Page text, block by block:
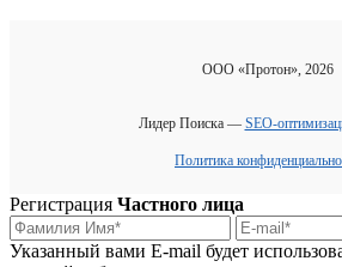
ООО «Протон», 2026
Лидер Поиска — SEO-
Политика
Регистрация Частного лица
Указанный вами E-mail будет